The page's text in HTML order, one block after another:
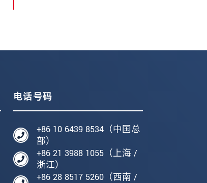
电话号码
+86 10 6439 8534（中国总
部）
+86 21 3988 1055（上海 /
浙江）
+86 28 8517 5260（西南 /